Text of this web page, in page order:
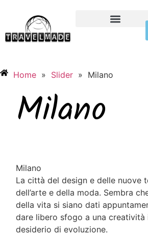
Home » Slider » Milano
Milano
Milano
La città del design e delle nuove
dell’arte e della moda. Sembra
della vita si siano dati
dare libero sfogo a una creatività
desiderio di evoluzione.